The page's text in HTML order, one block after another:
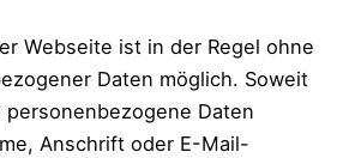
Webseite ist in der Regel ohne
Daten möglich. Soweit
Daten
Anschrift oder E-Mail-